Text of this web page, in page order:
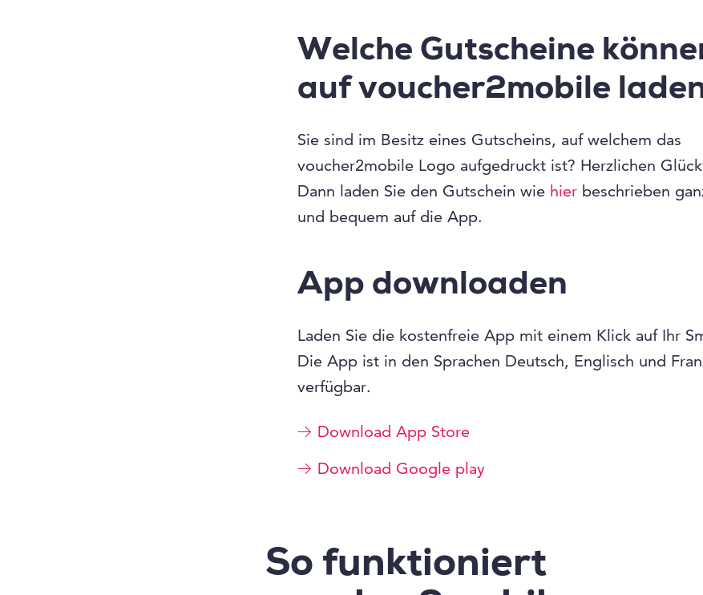
Welche Gutscheine
auf voucher2mobile
Sie sind im Besitz eines Gutscheins, auf welchem das
voucher2mobile Logo aufgedruckt ist? Herzlichen
Dann laden Sie den Gutschein wie hier beschrieben
und bequem auf die App.
App downloaden
Laden Sie die kostenfreie App mit einem Klick auf Ihr
Die App ist in den Sprachen Deutsch, Englisch und
verfügbar.
Download App Store
Download Google play
So funktioniert